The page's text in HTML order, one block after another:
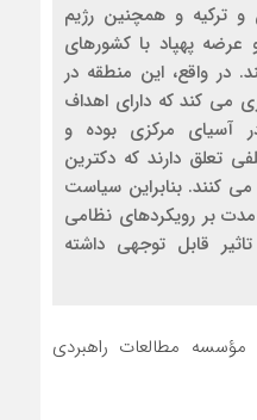
و ترکیه و همچنین رژیم
عرضه پهپاد با کشورهای
در واقع، این منطقه در
می کند که دارای اهداف
آسیای مرکزی بوده و
تعلق دارند که دکترین
کنند. بنابراین سیاست
مدت بر رویکردهای نظامی
قابل توجهی داشته
مؤسسه مطالعات راهبردی